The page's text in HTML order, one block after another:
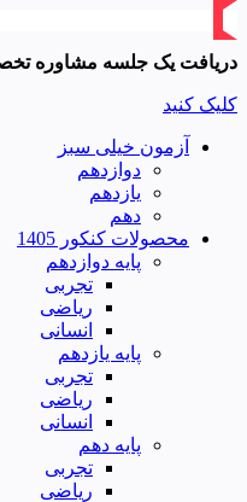
دریافت یک جلسه مشاوره
کلیک کنید
آزمون خیلی سبز
دوازدهم
یازدهم
دهم
محصولات کنکور 1405
پایه دوازدهم
تجربی
ریاضی
انسانی
پایه یازدهم
تجربی
ریاضی
انسانی
پایه دهم
تجربی
ریاضی